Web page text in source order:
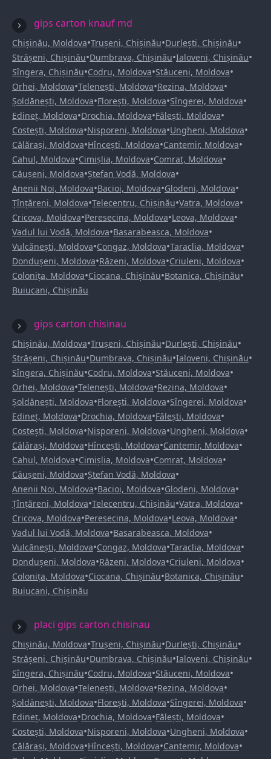
gips carton knauf md
Chișinău, Moldova•Trușeni, Chișinău•Durlești, Chișinău•
Strășeni, Chișinău•Dumbrava, Chișinău•Ialoveni, Chișinău•
Sîngera, Chișinău•Codru, Moldova•Stăuceni, Moldova•
Orhei, Moldova•Telenești, Moldova•Rezina, Moldova•
Șoldănești, Moldova•Florești, Moldova•Sîngerei, Moldova•
Edineț, Moldova•Drochia, Moldova•Fălești, Moldova•
Costești, Moldova•Nisporeni, Moldova•Ungheni, Moldova•
Călărași, Moldova•Hîncești, Moldova•Cantemir, Moldova•
Cahul, Moldova•Cimișlia, Moldova•Comrat, Moldova•
Căușeni, Moldova•Ștefan Vodă, Moldova•
Anenii Noi, Moldova•Bacioi, Moldova•Glodeni, Moldova•
Țînțăreni, Moldova•Telecentru, Chișinău•Vatra, Moldova•
Cricova, Moldova•Peresecina, Moldova•Leova, Moldova•
Vadul lui Vodă, Moldova•Basarabeasca, Moldova•
Vulcănești, Moldova•Congaz, Moldova•Taraclia, Moldova•
Dondușeni, Moldova•Răzeni, Moldova•Criuleni, Moldova•
Colonița, Moldova•Ciocana, Chișinău•Botanica, Chișinău•
Buiucani, Chișinău
gips carton chisinau
Chișinău, Moldova•Trușeni, Chișinău•Durlești, Chișinău•
Strășeni, Chișinău•Dumbrava, Chișinău•Ialoveni, Chișinău•
Sîngera, Chișinău•Codru, Moldova•Stăuceni, Moldova•
Orhei, Moldova•Telenești, Moldova•Rezina, Moldova•
Șoldănești, Moldova•Florești, Moldova•Sîngerei, Moldova•
Edineț, Moldova•Drochia, Moldova•Fălești, Moldova•
Costești, Moldova•Nisporeni, Moldova•Ungheni, Moldova•
Călărași, Moldova•Hîncești, Moldova•Cantemir, Moldova•
Cahul, Moldova•Cimișlia, Moldova•Comrat, Moldova•
Căușeni, Moldova•Ștefan Vodă, Moldova•
Anenii Noi, Moldova•Bacioi, Moldova•Glodeni, Moldova•
Țînțăreni, Moldova•Telecentru, Chișinău•Vatra, Moldova•
Cricova, Moldova•Peresecina, Moldova•Leova, Moldova•
Vadul lui Vodă, Moldova•Basarabeasca, Moldova•
Vulcănești, Moldova•Congaz, Moldova•Taraclia, Moldova•
Dondușeni, Moldova•Răzeni, Moldova•Criuleni, Moldova•
Colonița, Moldova•Ciocana, Chișinău•Botanica, Chișinău•
Buiucani, Chișinău
placi gips carton chisinau
Chișinău, Moldova•Trușeni, Chișinău•Durlești, Chișinău•
Strășeni, Chișinău•Dumbrava, Chișinău•Ialoveni, Chișinău•
Sîngera, Chișinău•Codru, Moldova•Stăuceni, Moldova•
Orhei, Moldova•Telenești, Moldova•Rezina, Moldova•
Șoldănești, Moldova•Florești, Moldova•Sîngerei, Moldova•
Edineț, Moldova•Drochia, Moldova•Fălești, Moldova•
Costești, Moldova•Nisporeni, Moldova•Ungheni, Moldova•
Călărași, Moldova•Hîncești, Moldova•Cantemir, Moldova•